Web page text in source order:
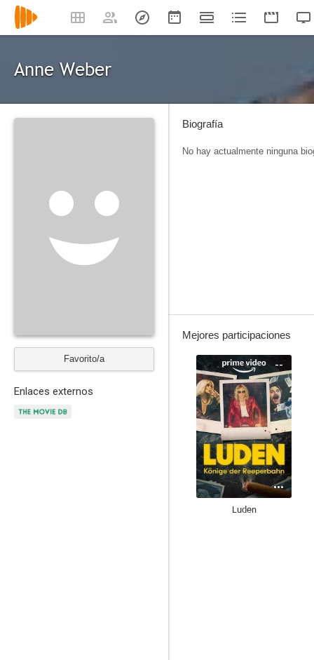
Anne Weber
Favorito/a
Enlaces externos
Biografía
No hay actualmente ninguna
Mejores participaciones
--
Luden